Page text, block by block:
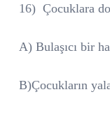
16) Çocuklara
A) Bulaşıcı bir
B)Çocukların